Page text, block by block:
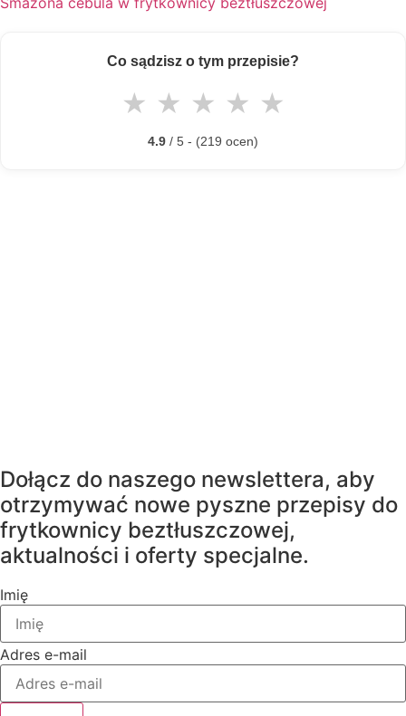
Co sądzisz o tym przepisie?
★ ★ ★ ★ ★
4.9 / 5 - (219 ocen)
Dołącz do naszego newslettera, aby
otrzymywać nowe pyszne przepisy do
frytkownicy beztłuszczowej,
aktualności i oferty specjalne.
Imię
Adres e-mail